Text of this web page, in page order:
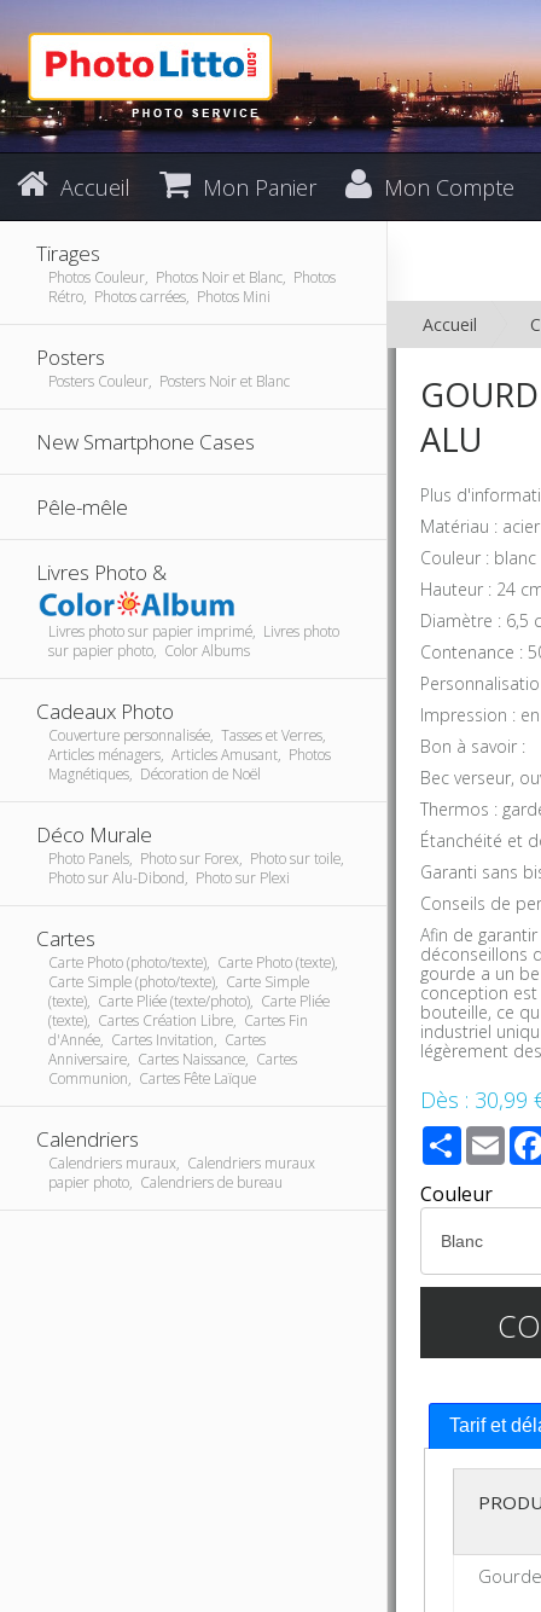
Accueil Mon Panier Mon Compte
Tirages
Photos Couleur, Photos Noir et Blanc, Photos
Rétro, Photos carrées, Photos Mini
Posters
Posters Couleur, Posters Noir et Blanc
New Smartphone Cases
Pêle-mêle
Livres Photo &
Livres photo sur papier imprimé, Livres photo
sur papier photo, Color Albums
Cadeaux Photo
Couverture personnalisée, Tasses et Verres,
Articles ménagers, Articles Amusant, Photos
Magnétiques, Décoration de Noël
Déco Murale
Photo Panels, Photo sur Forex, Photo sur toile,
Photo sur Alu-Dibond, Photo sur Plexi
Cartes
Carte Photo (photo/texte), Carte Photo (texte),
Carte Simple (photo/texte), Carte Simple
(texte), Carte Pliée (texte/photo), Carte Pliée
(texte), Cartes Création Libre, Cartes Fin
d'Année, Cartes Invitation, Cartes
Anniversaire, Cartes Naissance, Cartes
Communion, Cartes Fête Laïque
Calendriers
Calendriers muraux, Calendriers muraux
papier photo, Calendriers de bureau
Accueil
ALU
Plus
Matériau :
Couleur :
Hauteur : 24
Diamètre : 6,5
Contenance :
Impression :
Bon à savoir :
Bec verseur,
Thermos :
Étanchéité et
Garanti sans
Conseils de
Afin de
déconseillons
gourde a un
conception
bouteille, ce
industriel
légèrement
Dès : 30,99
Share
Couleur
Tarif et